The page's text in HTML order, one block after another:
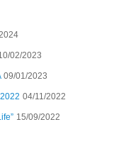
02/2023
09/01/2023
04/11/2022
15/09/2022